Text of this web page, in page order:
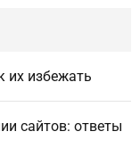
их избежать
сайтов: ответы